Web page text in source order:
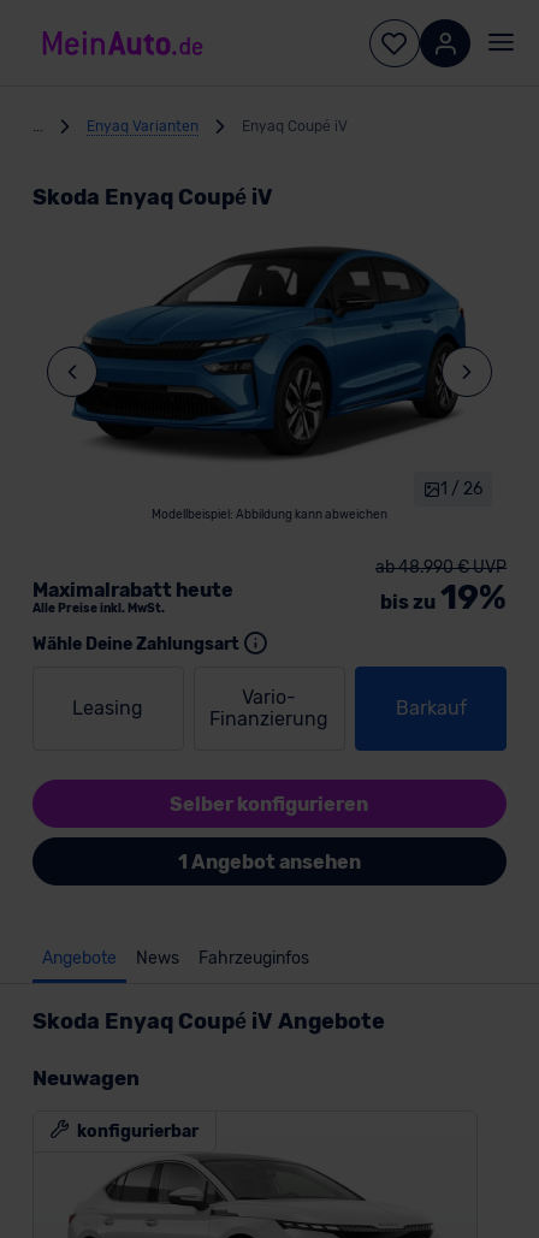
Enyaq Varianten Enyaq Coupé iV
Skoda Enyaq Coupé iV
Modellbeispiel: Abbildung kann abweichen
1 / 26
Wähle Deine Zahlungsart
Leasing
Vario-
Finanzierung
Barkauf
Maximalrabatt heute
Alle Preise inkl. MwSt.
ab 48.990 € UVP
bis zu 19%
Selber konfigurieren
1 Angebot ansehen
Angebote News Fahrzeuginfos
Skoda Enyaq Coupé iV Angebote
Neuwagen
konfigurierbar